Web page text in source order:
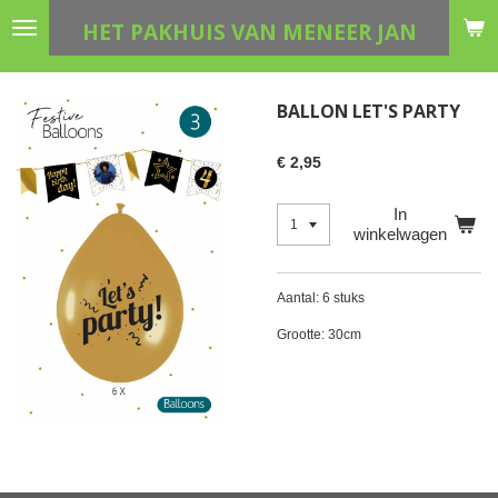
Ga
hoofdinhoud
HET PAKHUIS VAN MENEER JAN
BALLON LET'S PARTY
€ 2,95
In
winkelwagen
Aantal: 6 stuks
Grootte: 30cm